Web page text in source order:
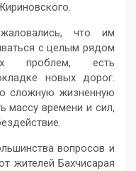
что им
с целым рядом
проблем, есть
новых дорог.
сложную жизненную
массу времени и сил,
вопросов и
жителей Бахчисарая